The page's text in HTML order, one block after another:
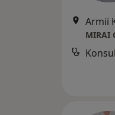
Armii
MIRAI